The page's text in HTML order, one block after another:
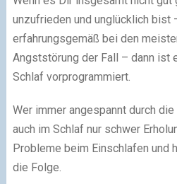
unzufrieden und unglücklich bist
erfahrungsgemäß bei den
Angststörung der Fall – dann ist
Schlaf vorprogrammiert.
Wer immer angespannt durch
auch im Schlaf nur schwer
Probleme beim Einschlafen und
die Folge.